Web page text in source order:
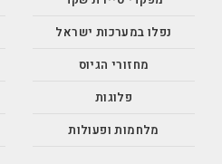
נפלו במערכות ישראל
מחזורי הגיוס
פלוגות
מלחמות ופעולות